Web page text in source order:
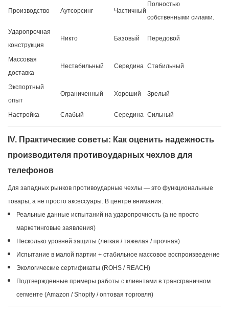
Производство Аутсорсинг Частичный
Полностью
собственными силами.
Ударопрочная
конструкция
Никто Базовый Передовой
Массовая
доставка
Нестабильный Середина Стабильный
Экспортный
опыт
Ограниченный Хороший Зрелый
Настройка Слабый Середина Сильный
IV. Практические советы: Как оценить надежность
производителя противоударных чехлов для
телефонов
Для западных рынков противоударные чехлы — это функциональные
товары, а не просто аксессуары. В центре внимания:
Реальные данные испытаний на ударопрочность (а не просто
маркетинговые заявления)
Несколько уровней защиты (легкая / тяжелая / прочная)
Испытание в малой партии + стабильное массовое воспроизведение
Экологические сертификаты (ROHS / REACH)
Подтвержденные примеры работы с клиентами в трансграничном
сегменте (Amazon / Shopify / оптовая торговля)